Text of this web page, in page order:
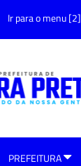
Ir para o menu [2]
PREFEITURA